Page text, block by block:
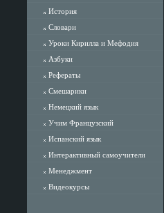
История
Словари
Уроки Кирилла и Мефодия
Азбуки
Рефераты
Смешарики
Немецкий язык
Учим Французский
Испанский язык
Интерактивный самоучители
Менеджмент
Видеокурсы